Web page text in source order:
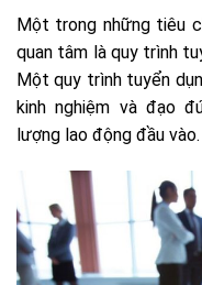
Một trong những tiêu
quan tâm là quy trình
Một quy trình tuyển
kinh nghiệm và đạo
lượng lao động đầu vào.